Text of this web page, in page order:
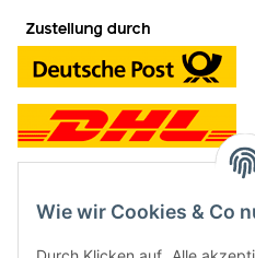
Wie wir Cookies & Co